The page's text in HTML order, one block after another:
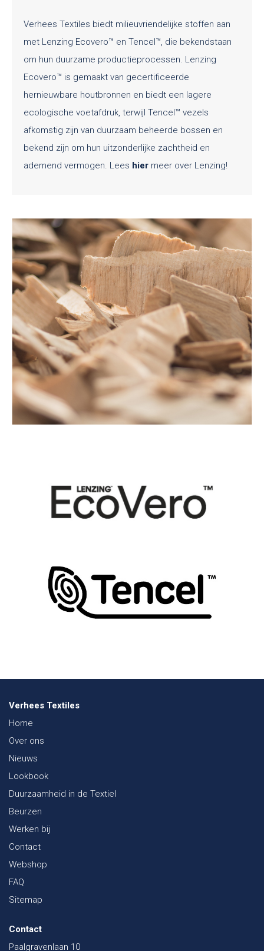
Verhees Textiles biedt milieuvriendelijke stoffen aan
met Lenzing Ecovero™ en Tencel™, die bekendstaan
om hun duurzame productieprocessen. Lenzing
Ecovero™ is gemaakt van gecertificeerde
hernieuwbare houtbronnen en biedt een lagere
ecologische voetafdruk, terwijl Tencel™ vezels
afkomstig zijn van duurzaam beheerde bossen en
bekend zijn om hun uitzonderlijke zachtheid en
ademend vermogen. Lees hier meer over Lenzing!
Verhees Textiles
Home
Over ons
Nieuws
Lookbook
Duurzaamheid in de Textiel
Beurzen
Werken bij
Contact
Webshop
FAQ
Sitemap
Contact
Paalgravenlaan 10